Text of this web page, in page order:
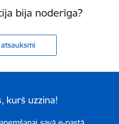
bija noderīga?
kurš uzzina!